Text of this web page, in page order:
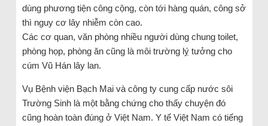
dùng phương tiện công cộng, còn tới hàng quán, công sở
thì nguy cơ lây nhiễm còn cao.
Các cơ quan, văn phòng nhiều người dùng chung toilet,
phòng họp, phòng ăn cũng là môi trường lỵ́ tưởng cho
cúm Vũ Hán lây lan.
Vụ Bệnh viện Bạch Mai và công ty cung cấp nước sôi
Trường Sinh là một bằng chứng cho thấy chuyện đó
cũng hoàn toàn đúng ở Việt Nam. Y tế Việt Nam có tiếng